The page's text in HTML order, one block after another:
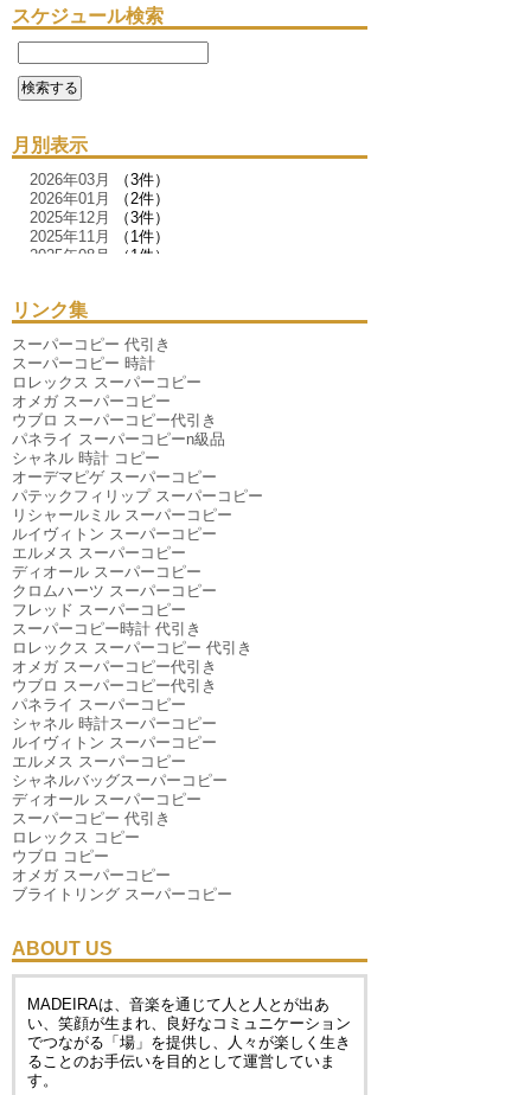
スケジュール検索
月別表示
2026年03月
（3件）
2026年01月
（2件）
2025年12月
（3件）
2025年11月
（1件）
2025年08月
（1件）
2025年04月
2025年01月（3件）
2024年12月（6件）
2024年11月（10件）
2024年10月（2件）
2024年09月（1件）
2024年08月（5件）
2024年07月 （6件）
2024年06月 （3件）
2024年05月（2件）
2024年04月（1件）
2024年03月 （3件）
2023年11月（1件）
2020年07月（1件）
2019年09月 （1件）
2019年01月（1件）
2018年07月（1件）
2018年01月（1件）
2016年12月（1件）
2016年06月（1件）
2015年12月（1件）
2015年07月 （1件）
リンク集
スーパーコピー 代引き
スーパーコピー 時計
ロレックス スーパーコピー
オメガ スーパーコピー
ウブロ スーパーコピー代引き
パネライ スーパーコピーn級品
シャネル 時計 コピー
オーデマピゲ スーパーコピー
パテックフィリップ スーパーコピー
リシャールミル スーパーコピー
ルイヴィトン スーパーコピー
エルメス スーパーコピー
ディオール スーパーコピー
クロムハーツ スーパーコピー
フレッド スーパーコピー
スーパーコピー時計 代引き
ロレックス スーパーコピー 代引き
オメガ スーパーコピー代引き
ウブロ スーパーコピー代引き
パネライ スーパーコピー
シャネル 時計スーパーコピー
ルイヴィトン スーパーコピー
エルメス スーパーコピー
シャネルバッグスーパーコピー
ディオール スーパーコピー
スーパーコピー 代引き
ロレックス コピー
ウブロ コピー
オメガ スーパーコピー
ブライトリング スーパーコピー
ABOUT US
MADEIRAは、音楽を通じて人と人とが出あ
い、笑顔が生まれ、良好なコミュニケーション
でつながる「場」を提供し、人々が楽しく生き
ることのお手伝いを目的として運営していま
す。